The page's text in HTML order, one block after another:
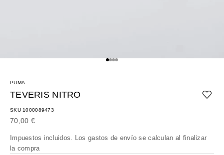
Ir al artículo 1
Ir al artículo 2
Ir al artículo 3
Ir al artículo 4
PUMA
TEVERIS NITRO
SKU 1000089473
Precio de oferta
70,00 €
Impuestos incluidos. Los gastos de envío se calculan al finalizar
la compra